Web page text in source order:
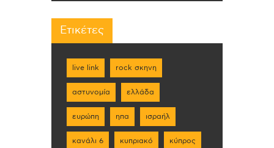
Ετικέτες
live link rock σκηνη
αστυνομία ελλάδα
ευρώπη ηπα ισραήλ
κανάλι 6 κυπριακό κύπρος